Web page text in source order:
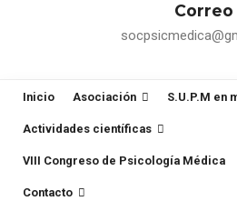
Correo
Inicio Asociación S.U.P.M en
Actividades científicas
VIII Congreso de Psicología Médica
Contacto